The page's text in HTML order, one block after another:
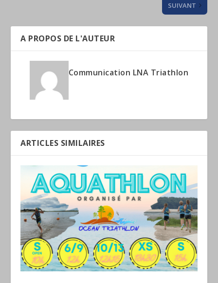
SUIVANT
A PROPOS DE L'AUTEUR
Communication LNA Triathlon
ARTICLES SIMILAIRES